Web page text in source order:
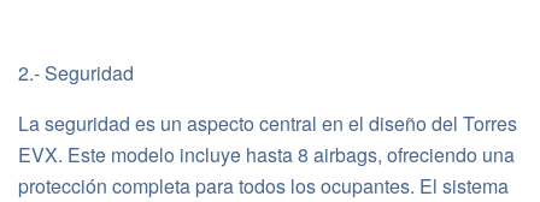
2.- Seguridad
La seguridad es un aspecto central en el diseño del Torres
EVX. Este modelo incluye hasta 8 airbags, ofreciendo una
protección completa para todos los ocupantes. El sistema